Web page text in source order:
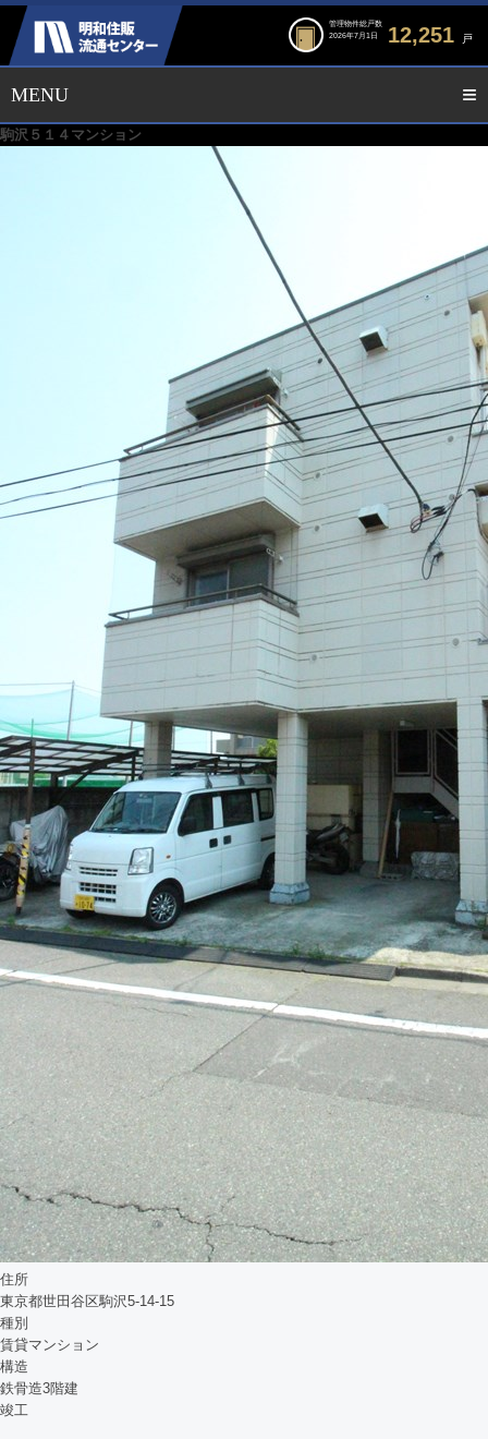
管理物件総戸数
2026年7月1日
12,251 戸
駒沢５１４マンション
住所
東京都世田谷区駒沢5-14-15
種別
賃貸マンション
構造
鉄骨造3階建
竣工